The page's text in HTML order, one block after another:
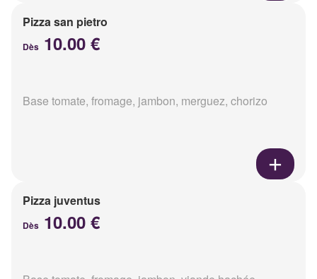
Pizza san pietro
Dès 10.00 €
Base tomate, fromage, jambon, merguez, chorizo
Pizza juventus
Dès 10.00 €